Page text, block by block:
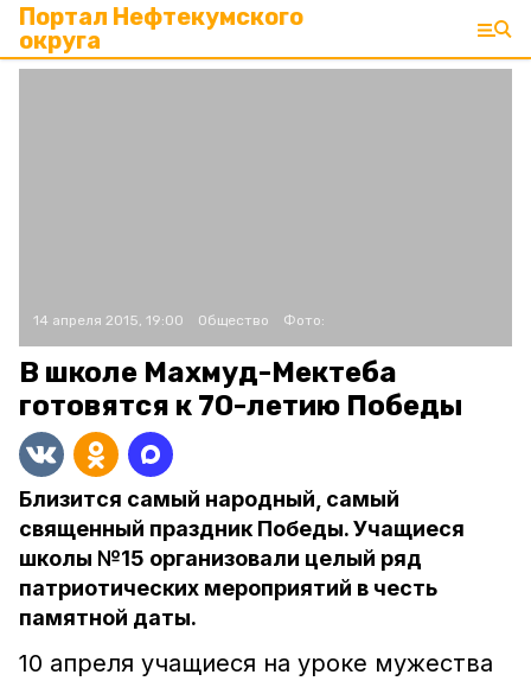
Портал Нефтекумского
округа
14 апреля 2015, 19:00 Общество Фото:
В школе Махмуд-Мектеба
готовятся к 70-летию Победы
Близится самый народный, самый
священный праздник Победы. Учащиеся
школы №15 организовали целый ряд
патриотических мероприятий в честь
памятной даты.
10 апреля учащиеся на уроке мужества